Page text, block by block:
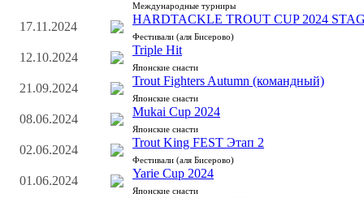
Международные турниры
17.11.2024
HARDTACKLE TROUT CUP 2024
Фестивали (аля Бисерово)
12.10.2024
Triple Hit
Японские снасти
21.09.2024
Trout Fighters Autumn (командный)
Японские снасти
08.06.2024
Mukai Cup 2024
Японские снасти
02.06.2024
Trout King FEST Этап 2
Фестивали (аля Бисерово)
01.06.2024
Yarie Cup 2024
Японские снасти